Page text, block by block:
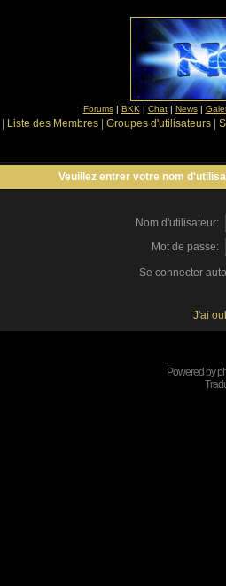
Forums| BKK | Chat| News|
Liste des Membres Groupes d'utilisateurs
Veuillez entrer votre nom
Nom d'utilisateur:
Mot de passe:
Se connecter
J'ai
Powered by